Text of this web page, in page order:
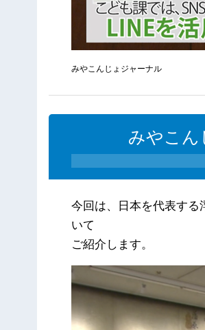
みやこんじょジャーナル
みやこん
今回は、日本を代表す
いて
ご紹介します。